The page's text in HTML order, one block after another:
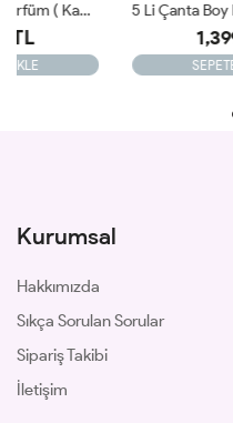
5 Li Çanta Boy Parfüm ( Erkek ) 33ml X 5
SEPETE EKLE
Kurumsal
Hakkımızda
Sıkça Sorulan Sorular
Sipariş Takibi
İletişim